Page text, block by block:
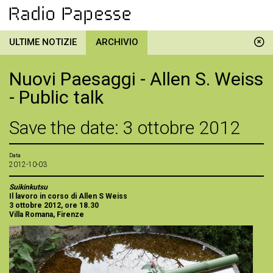
ULTIME NOTIZIE ARCHIVIO
Nuovi Paesaggi - Allen S. Weiss
- Public talk
Save the date: 3 ottobre 2012
Data
2012-10-03
Suikinkutsu
Il lavoro in corso di Allen S Weiss
3 ottobre 2012, ore 18.30
Villa Romana, Firenze